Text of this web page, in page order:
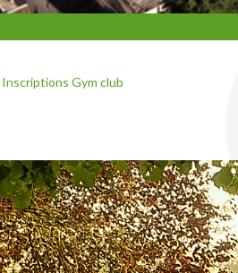
Inscriptions Gym club